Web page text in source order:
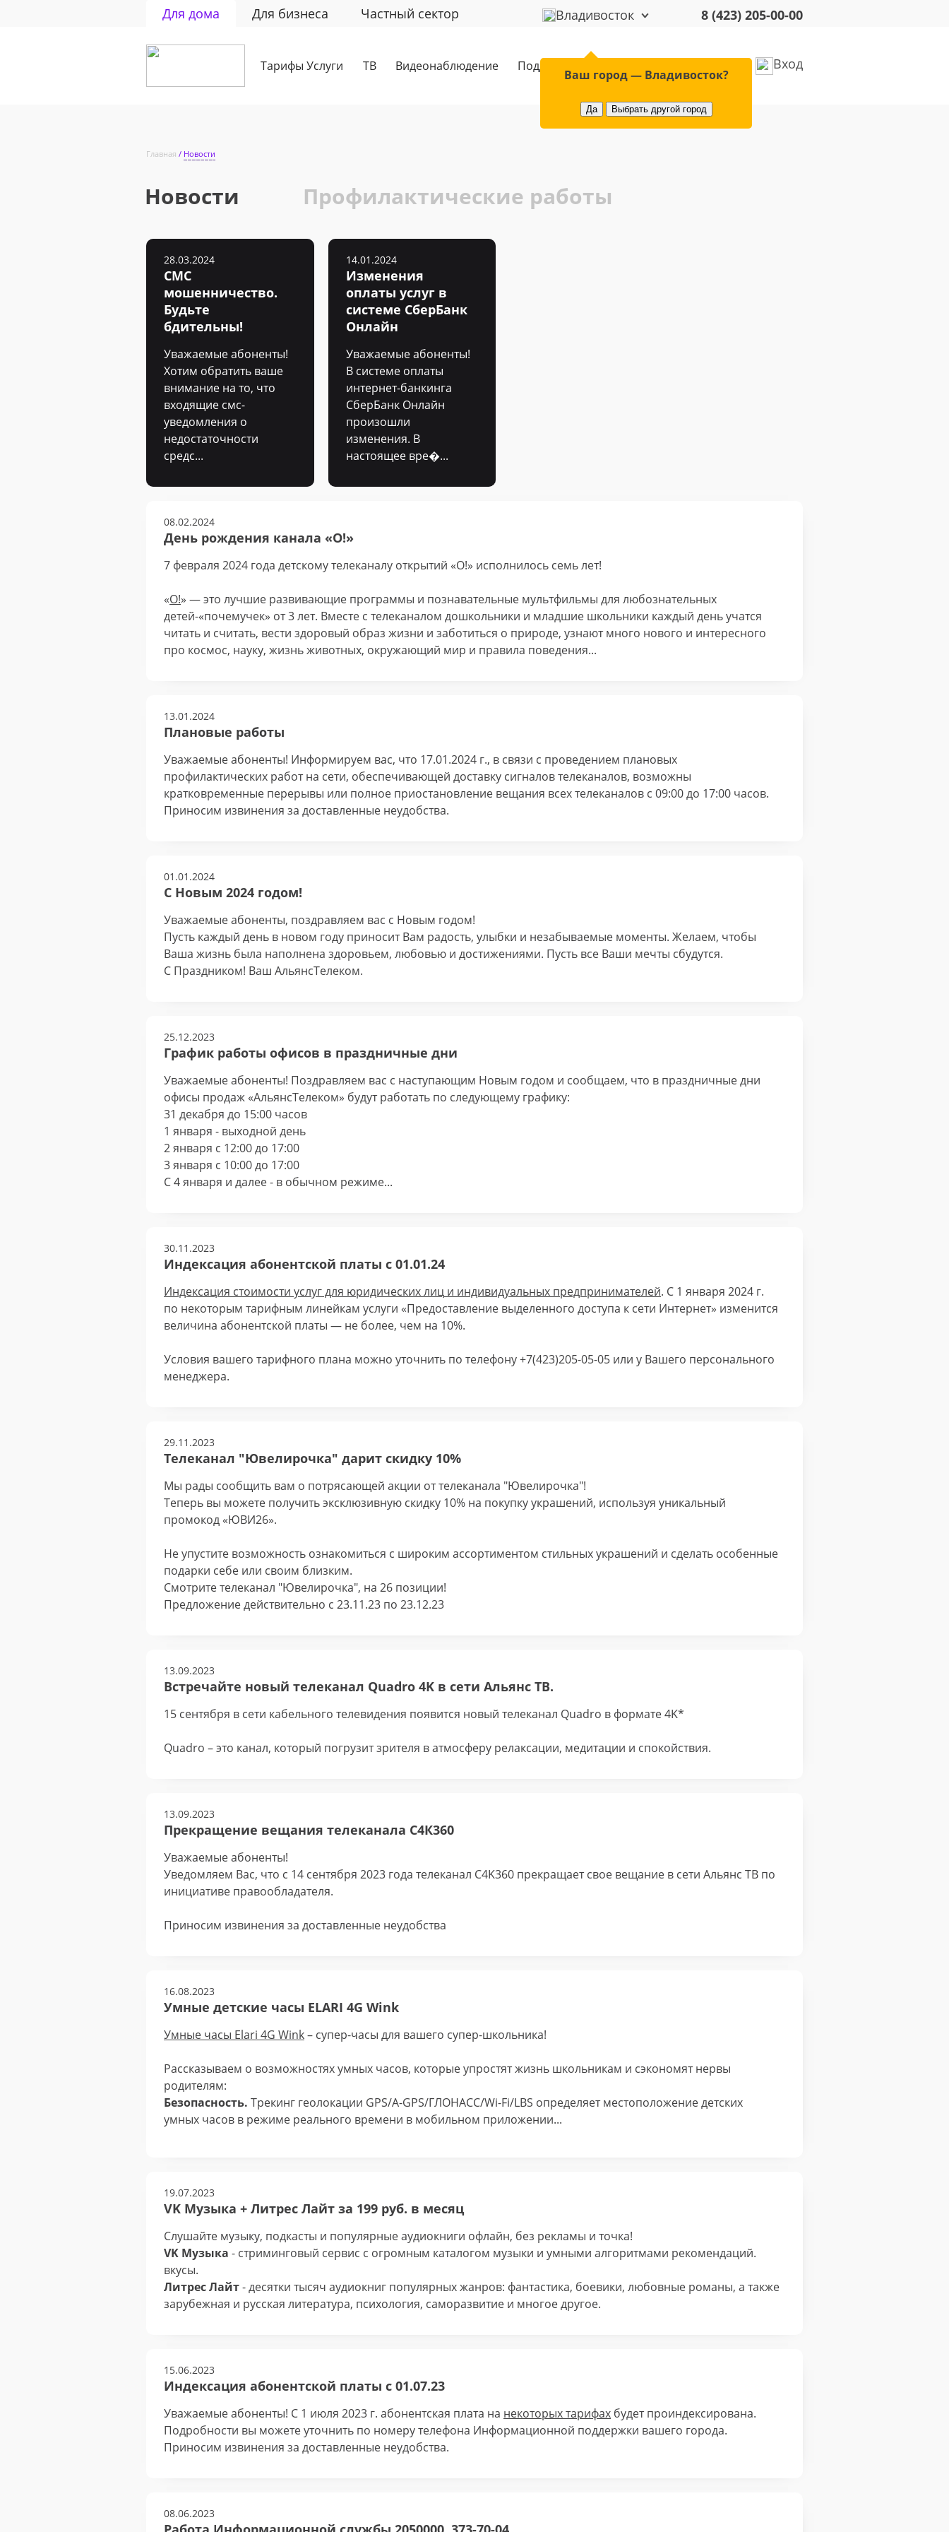
Для дома Для бизнеса Частный сектор Владивосток
Ваш город — Владивосток?
Да Выбрать другой город
8 (423) 205-00-00
Тарифы Услуги ТВ Видеонаблюдение Поддержка Вход
Главная Новости
Новости Профилактические работы
28.03.2024
СМС
мошенничество.
Будьте
бдительны!
Уважаемые абоненты!
Хотим обратить ваше
внимание на то, что
входящие смс-
уведомления о
недостаточности
средс...
14.01.2024
Изменения
оплаты услуг в
системе СберБанк
Онлайн
Уважаемые абоненты!
В системе оплаты
интернет-банкинга
СберБанк Онлайн
произошли
изменения. В
настоящее вре�...
08.02.2024
День рождения канала «О!»
7 февраля 2024 года детскому телеканалу открытий «О!» исполнилось семь лет!
«О!» — это лучшие развивающие программы и познавательные мультфильмы для любознательных
детей-«почемучек» от 3 лет. Вместе с телеканалом дошкольники и младшие школьники каждый день учатся
читать и считать, вести здоровый образ жизни и заботиться о природе, узнают много нового и интересного
про космос, науку, жизнь животных, окружающий мир и правила поведения...
13.01.2024
Плановые работы
Уважаемые абоненты! Информируем вас, что 17.01.2024 г., в связи с проведением плановых
профилактических работ на сети, обеспечивающей доставку сигналов телеканалов, возможны
кратковременные перерывы или полное приостановление вещания всех телеканалов с 09:00 до 17:00 часов.
Приносим извинения за доставленные неудобства.
01.01.2024
С Новым 2024 годом!
Уважаемые абоненты, поздравляем вас с Новым годом!
Пусть каждый день в новом году приносит Вам радость, улыбки и незабываемые моменты. Желаем, чтобы
Ваша жизнь была наполнена здоровьем, любовью и достижениями. Пусть все Ваши мечты сбудутся.
С Праздником! Ваш АльянсТелеком.
25.12.2023
График работы офисов в праздничные дни
Уважаемые абоненты! Поздравляем вас с наступающим Новым годом и сообщаем, что в праздничные дни
офисы продаж «АльянсТелеком» будут работать по следующему графику:
31 декабря до 15:00 часов
1 января - выходной день
2 января с 12:00 до 17:00
3 января с 10:00 до 17:00
С 4 января и далее - в обычном режиме...
30.11.2023
Индексация абонентской платы с 01.01.24
Индексация стоимости услуг для юридических лиц и индивидуальных предпринимателей. С 1 января 2024 г.
по некоторым тарифным линейкам услуги «Предоставление выделенного доступа к сети Интернет» изменится
величина абонентской платы — не более, чем на 10%.
Условия вашего тарифного плана можно уточнить по телефону +7(423)205-05-05 или у Вашего персонального
менеджера.
29.11.2023
Телеканал "Ювелирочка" дарит скидку 10%
Мы рады сообщить вам о потрясающей акции от телеканала "Ювелирочка"!
Теперь вы можете получить эксклюзивную скидку 10% на покупку украшений, используя уникальный
промокод «ЮВИ26».
Не упустите возможность ознакомиться с широким ассортиментом стильных украшений и сделать особенные
подарки себе или своим близким.
Смотрите телеканал "Ювелирочка", на 26 позиции!
Предложение действительно с 23.11.23 по 23.12.23
13.09.2023
Встречайте новый телеканал Quadro 4K в сети Альянс ТВ.
15 сентября в сети кабельного телевидения появится новый телеканал Quadro в формате 4K*
Quadro – это канал, который погрузит зрителя в атмосферу релаксации, медитации и спокойствия.
13.09.2023
Прекращение вещания телеканала С4К360
Уважаемые абоненты!
Уведомляем Вас, что с 14 сентября 2023 года телеканал C4K360 прекращает свое вещание в сети Альянс ТВ по
инициативе правообладателя.
Приносим извинения за доставленные неудобства
16.08.2023
Умные детские часы ELARI 4G Wink
Умные часы Elari 4G Wink– супер-часы для вашего супер-школьника!
Рассказываем о возможностях умных часов, которые упростят жизнь школьникам и сэкономят нервы
родителям:
Безопасность. Трекинг геолокации GPS/A-GPS/ГЛОНАСС/Wi-Fi/LBS определяет местоположение детских
умных часов в режиме реального времени в мобильном приложении...
19.07.2023
VK Музыка + Литрес Лайт за 199 руб. в месяц
Слушайте музыку, подкасты и популярные аудиокниги офлайн, без рекламы и точка!
VK Музыка - стриминговый сервис с огромным каталогом музыки и умными алгоритмами рекомендаций.
вкусы.
Литрес Лайт- десятки тысяч аудиокниг популярных жанров: фантастика, боевики, любовные романы, а также
зарубежная и русская литература, психология, саморазвитие и многое другое.
15.06.2023
Индексация абонентской платы с 01.07.23
Уважаемые абоненты! С 1 июля 2023 г. абонентская плата на некоторых тарифах будет проиндексирована.
Подробности вы можете уточнить по номеру телефона Информационной поддержки вашего города.
Приносим извинения за доставленные неудобства.
08.06.2023